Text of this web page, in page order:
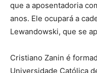
que a aposentadoria
anos. Ele ocupará a
Lewandowski, que se
Cristiano Zanin é
Universidade Católica